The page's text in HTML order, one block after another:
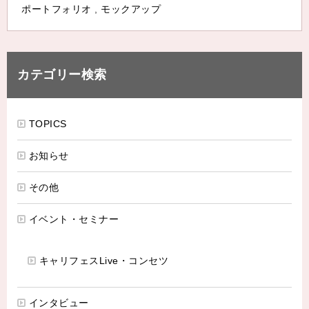
ポートフォリオ
モックアップ
カテゴリー検索
TOPICS
お知らせ
その他
イベント・セミナー
キャリフェスLive・コンセツ
インタビュー